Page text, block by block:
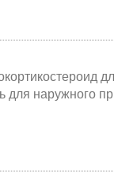
для наружного